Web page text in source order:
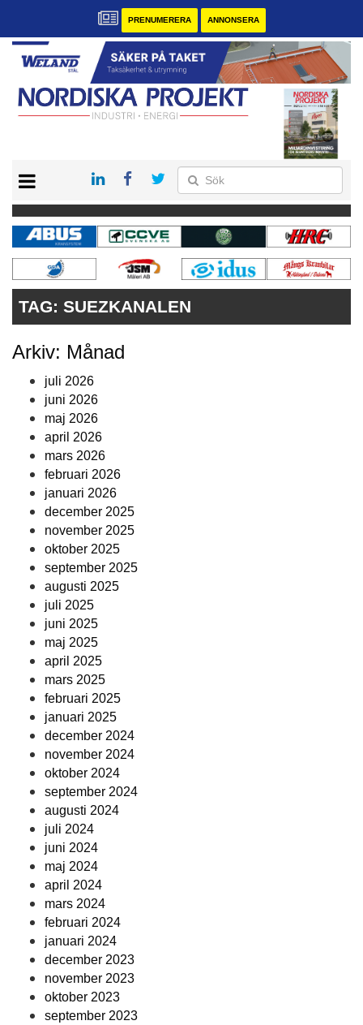
PRENUMERERA ANNONSERA
KONTAKT
VÅRA ANDRA MAGASIN
PRENUMERERA
ANNONSERA
TAG: SUEZKANALEN
Arkiv: Månad
juli 2026
juni 2026
maj 2026
april 2026
mars 2026
februari 2026
januari 2026
december 2025
november 2025
oktober 2025
september 2025
augusti 2025
juli 2025
juni 2025
maj 2025
april 2025
mars 2025
februari 2025
januari 2025
december 2024
november 2024
oktober 2024
september 2024
augusti 2024
juli 2024
juni 2024
maj 2024
april 2024
mars 2024
februari 2024
januari 2024
december 2023
november 2023
oktober 2023
september 2023